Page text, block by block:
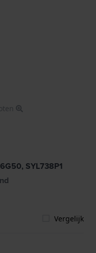
SYL738P1
Vergelijk